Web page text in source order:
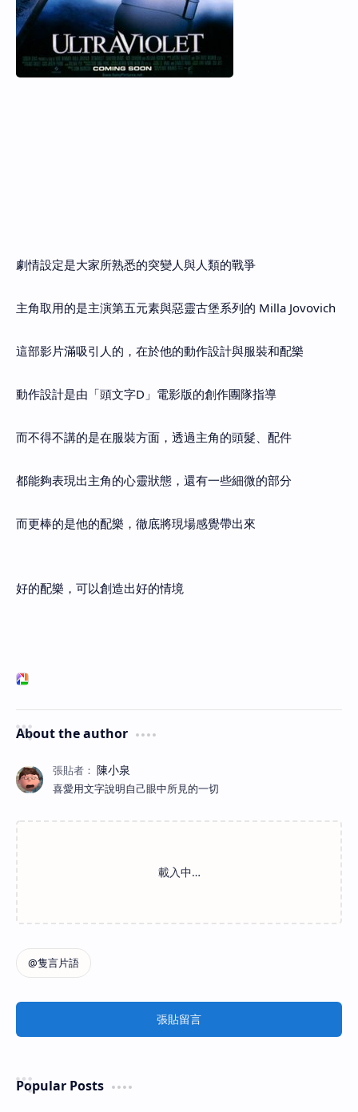
劇情設定是大家所熟悉的突變人與人類的戰爭
主角取用的是主演第五元素與惡靈古堡系列的 Milla Jovovich
這部影片滿吸引人的，在於他的動作設計與服裝和配樂
動作設計是由「頭文字D」電影版的創作團隊指導
而不得不講的是在服裝方面，透過主角的頭髮、配件
都能夠表現出主角的心靈狀態，還有一些細微的部分
而更棒的是他的配樂，徹底將現場感覺帶出來
好的配樂，可以創造出好的情境
About the author
喜愛用文字說明自己眼中所見的一切
張貼留言
Popular Posts